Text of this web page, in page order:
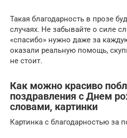
Такая благодарность в прозе
случаях. Не забывайте о силе
«спасибо» нужно даже за
оказали реальную помощь,
не стоит.
Как можно красиво
поздравления с Днем
словами, картинки
Картинка с благодарностью за